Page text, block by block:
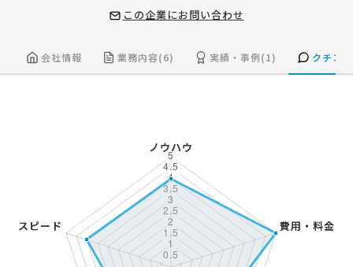
この企業にお問い合わせ
会社情報 業務内容(6) 実績・事例(1) クチコ